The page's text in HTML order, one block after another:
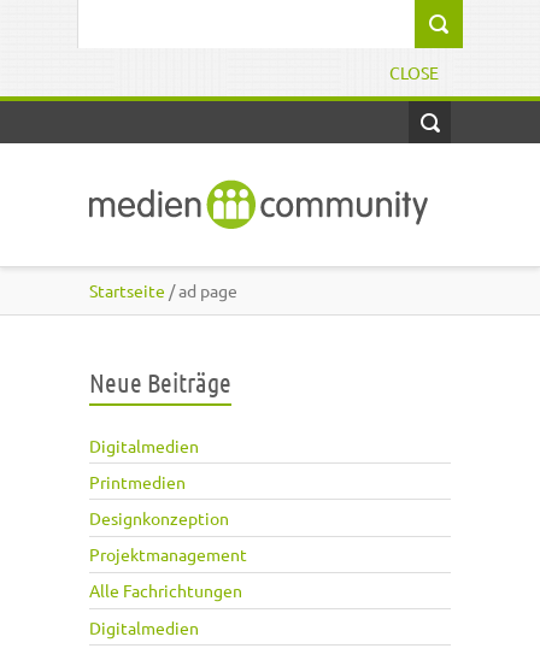
CLOSE
Startseite / ad page
Neue Beiträge
Digitalmedien
Printmedien
Designkonzeption
Projektmanagement
Alle Fachrichtungen
Digitalmedien